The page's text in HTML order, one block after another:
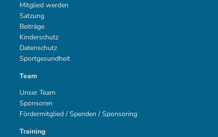
Mitglied werden
Satzung
Beiträge
Kinderschutz
Datenschutz
Sportgesundheit
Team
Unser Team
Sponsoren
Fördermitglied / Spenden / Sponsoring
Training